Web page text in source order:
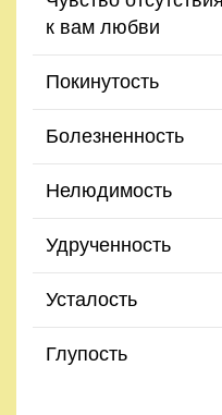
к вам любви
Покинутость
Болезненность
Нелюдимость
Удрученность
Усталость
Глупость